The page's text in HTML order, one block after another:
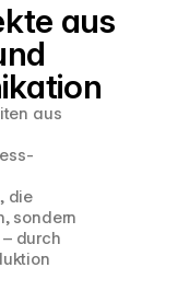
aus
aus
die
sondern
durch